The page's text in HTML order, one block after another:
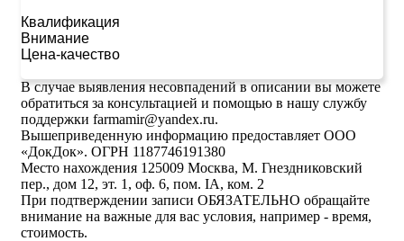
Квалификация
Внимание
Цена-качество
В случае выявления несовпадений в описании вы можете
обратиться за консультацией и помощью в нашу службу
поддержки farmamir@yandex.ru.
Вышеприведенную информацию предоставляет ООО
«ДокДок». ОГРН 1187746191380
Место нахождения 125009 Москва, М. Гнездниковский
пер., дом 12, эт. 1, оф. 6, пом. IA, ком. 2
При подтверждении записи ОБЯЗАТЕЛЬНО обращайте
внимание на важные для вас условия, например - время,
стоимость.